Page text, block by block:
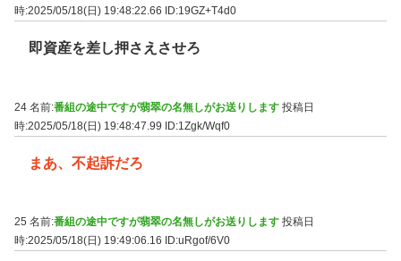
時:2025/05/18(日) 19:48:22.66
ID:19GZ+T4d0
即資産を差し押さえさせろ
24 名前:番組の途中ですが翡翠の名無しがお送りします 投稿日
時:2025/05/18(日) 19:48:47.99 ID:1Zgk/Wqf0
まあ、不起訴だろ
25 名前:番組の途中ですが翡翠の名無しがお送りします 投稿日
時:2025/05/18(日) 19:49:06.16
ID:uRgof/6V0